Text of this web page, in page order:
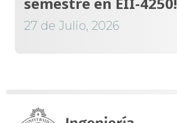
27 de Julio, 2026